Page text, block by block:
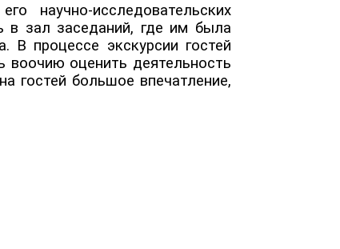
исследовательских
в зал заседаний, где им была
В процессе экскурсии гостей
воочию оценить деятельность
гостей большое впечатление,